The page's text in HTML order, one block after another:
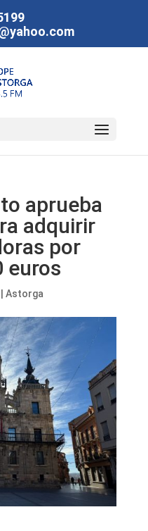
aprueba
adquirir
por
euros
Astorga